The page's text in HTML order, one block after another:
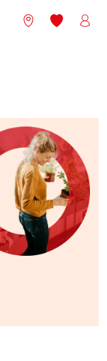
Nos agences
Mes